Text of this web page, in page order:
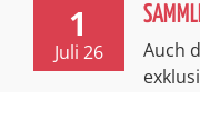
1
Juli 26
Auch